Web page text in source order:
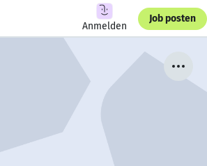
Anmelden
Job posten